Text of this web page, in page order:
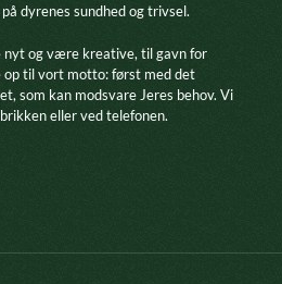
dyrenes sundhed og trivsel.
og være kreative, til gavn for
op til vort motto: først med det
som kan modsvare Jeres behov. Vi
eller ved telefonen.